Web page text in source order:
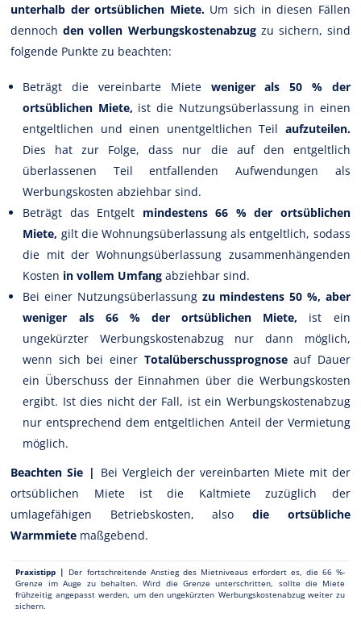
unterhalb der ortsüblichen Miete.Um sich in diesen Fällen
dennochden vollen Werbungskostenabzugzu sichern, sind
folgende Punkte zu beachten:
Beträgt die vereinbarte Miete weniger als 50 % der
ortsüblichen Miete, ist die Nutzungsüberlassung in einen
entgeltlichen und einen unentgeltlichen Teil aufzuteilen.
Dies hat zur Folge, dass nur die auf den entgeltlich
überlassenen Teil entfallenden Aufwendungen als
Werbungskosten abziehbar sind.
Beträgt das Entgelt mindestens 66 % der ortsüblichen
Miete, gilt die Wohnungsüberlassung als entgeltlich, sodass
die mit der Wohnungsüberlassung zusammenhängenden
Kosten in vollem Umfang abziehbar sind.
Bei einer Nutzungsüberlassung zu mindestens 50 %, aber
weniger als 66 % der ortsüblichen Miete, ist ein
ungekürzter Werbungskostenabzug nur dann möglich,
wenn sich bei einer Totalüberschussprognoseauf Dauer
ein Überschuss der Einnahmen über die Werbungskosten
ergibt. Ist dies nicht der Fall, ist ein Werbungskostenabzug
nur entsprechend dem entgeltlichen Anteil der Vermietung
möglich.
Beachten Sie | Bei Vergleich der vereinbarten Miete mit der
ortsüblichen Miete ist die Kaltmiete zuzüglich der
umlagefähigen Betriebskosten, alsodie ortsübliche
Warmmiete maßgebend.
Praxistipp | Der fortschreitende Anstieg des Mietniveaus erfordert es, die 66 %-
Grenze im Auge zu behalten. Wird die Grenze unterschritten, sollte die Miete
frühzeitig angepasst werden, um den ungekürzten Werbungskostenabzug weiter zu
sichern.